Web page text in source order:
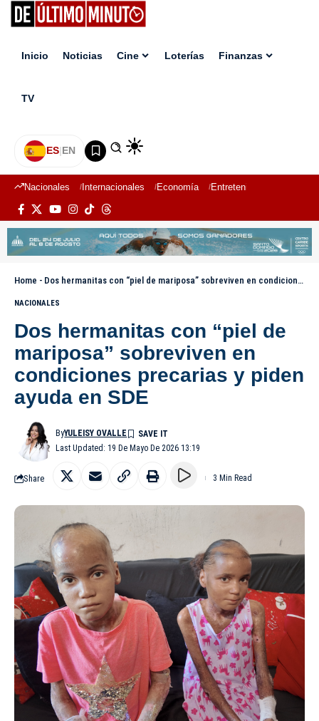
Inicio Noticias Cine Loterías Finanzas
TV
ES|EN
Nacionales Internacionales Economía Entretenimiento
Home - Dos hermanitas con “piel de mariposa” sobreviven en condiciones precarias y piden ayuda en SDE
NACIONALES
Dos hermanitas con “piel de
mariposa” sobreviven en
condiciones precarias y piden
ayuda en SDE
Last Updated: 19 De Mayo De 2026 13:19
ByYULEISY OVALLE
Share 3 Min Read